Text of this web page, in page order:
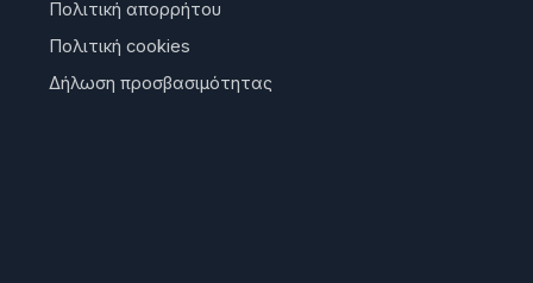
Πολιτική απορρήτου
Πολιτική cookies
Δήλωση προσβασιμότητας